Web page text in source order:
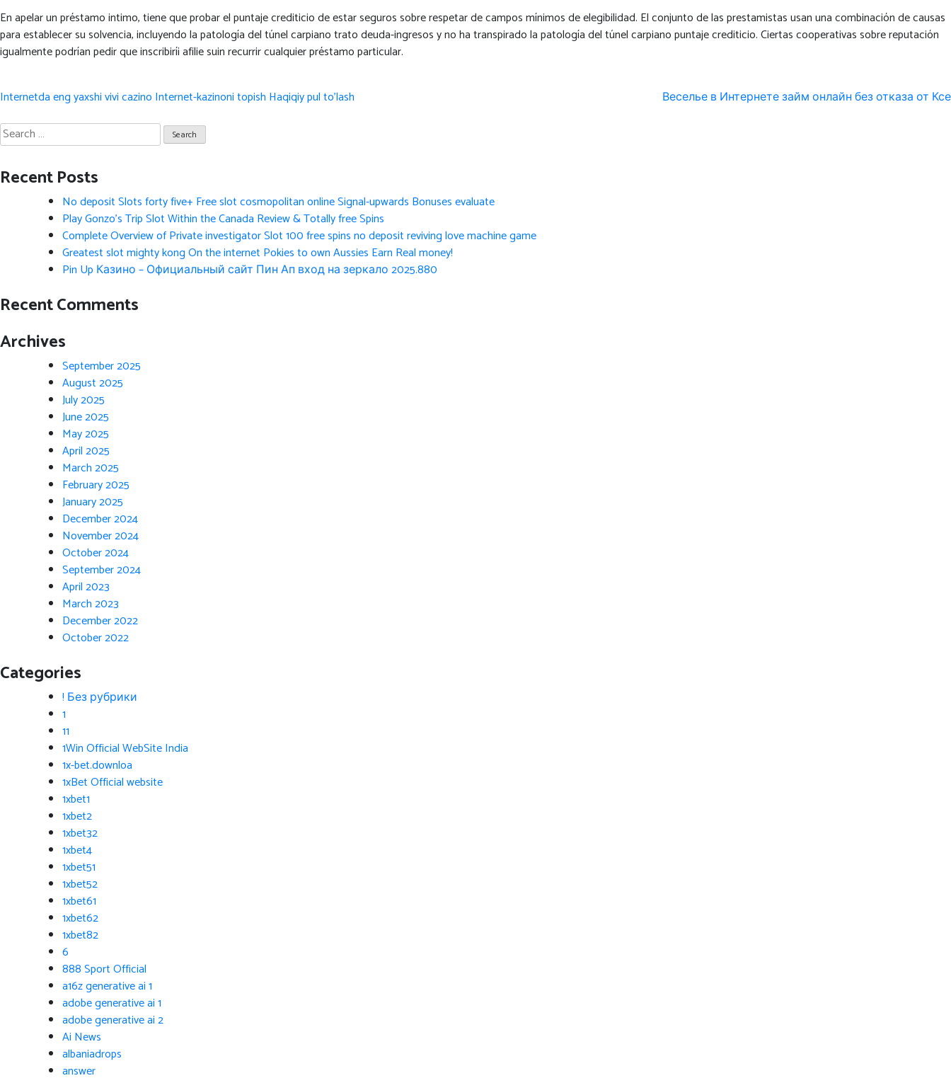
En apelar un préstamo intimo, tiene que probar el puntaje crediticio de estar seguros sobre respetar de campos mínimos de elegibilidad. El conjunto de las prestamistas usan una combinación de causas
para establecer su solvencia, incluyendo la patologí­a del túnel carpiano trato deuda-ingresos y no ha transpirado la patologí­a del túnel carpiano puntaje crediticio. Ciertas cooperativas sobre reputación
igualmente podrían pedir que inscribirí¡ afilie suin recurrir cualquier préstamo particular.
Post
navigation
Internetda eng yaxshi vivi cazino Internet-kazinoni topish Haqiqiy pul to'lash
Веселье в Интернете займ онлайн без отказа от Ксе
Search
for:
Recent Posts
No deposit Slots forty five+ Free slot cosmopolitan online Signal-upwards Bonuses evaluate
Play Gonzo’s Trip Slot Within the Canada Review & Totally free Spins
Complete Overview of Private investigator Slot 100 free spins no deposit reviving love machine game
Greatest slot mighty kong On the internet Pokies to own Aussies Earn Real money!
Pin Up Казино – Официальный сайт Пин Ап вход на зеркало 2025.880
Recent Comments
Archives
September 2025
August 2025
July 2025
June 2025
May 2025
April 2025
March 2025
February 2025
January 2025
December 2024
November 2024
October 2024
September 2024
April 2023
March 2023
December 2022
October 2022
Categories
! Без рубрики
1
11
1Win Official WebSite India
1x-bet.downloa
1xBet Official website
1xbet1
1xbet2
1xbet32
1xbet4
1xbet51
1xbet52
1xbet61
1xbet62
1xbet82
6
888 Sport Official
a16z generative ai 1
adobe generative ai 1
adobe generative ai 2
Ai News
albaniadrops
answer